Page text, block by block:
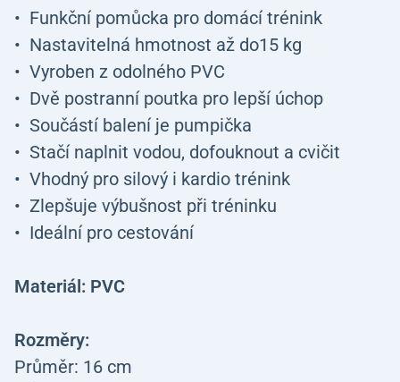
Funkční pomůcka pro domácí trénink
Nastavitelná hmotnost až do15 kg
Vyroben z odolného PVC
Dvě postranní poutka pro lepší úchop
Součástí balení je pumpička
Stačí naplnit vodou, dofouknout a cvičit
Vhodný pro silový i kardio trénink
Zlepšuje výbušnost při tréninku
Ideální pro cestování
Materiál: PVC
Rozměry:
Průměr: 16 cm